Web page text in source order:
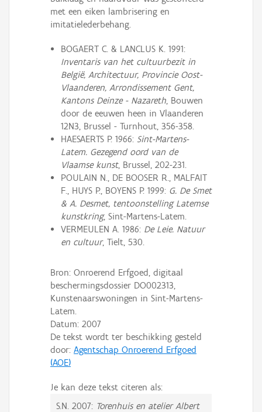
met een eiken lambrisering en
imitatielederbehang.
BOGAERT C. & LANCLUS K. 1991:
Inventaris van het cultuurbezit in
België, Architectuur, Provincie Oost-
Vlaanderen, Arrondissement Gent,
Kantons Deinze - Nazareth, Bouwen
door de eeuwen heen in Vlaanderen
12N3, Brussel - Turnhout, 356-358.
HAESAERTS P. 1966: Sint-Martens-
Latem. Gezegend oord van de
Vlaamse kunst, Brussel, 202-231.
POULAIN N., DE BOOSER R., MALFAIT
F., HUYS P., BOYENS P. 1999: G. De Smet
& A. Desmet, tentoonstelling Latemse
kunstkring, Sint-Martens-Latem.
VERMEULEN A. 1986: De Leie. Natuur
en cultuur, Tielt, 530.
Bron: Onroerend Erfgoed, digitaal
beschermingsdossier DO002313,
Kunstenaarswoningen in Sint-Martens-
Latem.
Datum: 2007
De tekst wordt ter beschikking gesteld
door: Agentschap Onroerend Erfgoed
(AOE)
Je kan deze tekst citeren als:
S.N. 2007: Torenhuis en atelier Albert